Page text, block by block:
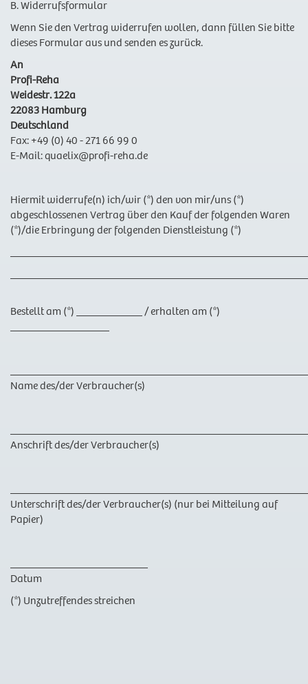
B. Widerrufsformular
Wenn Sie den Vertrag widerrufen wollen, dann füllen Sie bitte
dieses Formular aus und senden es zurück.
An
Profi-Reha
Weidestr. 122a
22083 Hamburg
Deutschland
Fax: +49 (0) 40 - 271 66 99 0
E-Mail: quaelix@profi-reha.de
Hiermit widerrufe(n) ich/wir (*) den von mir/uns (*)
abgeschlossenen Vertrag über den Kauf der folgenden Waren
(*)/die Erbringung der folgenden Dienstleistung (*)
Bestellt am (*) ____________ / erhalten am (*)
Name des/der Verbraucher(s)
Anschrift des/der Verbraucher(s)
Unterschrift des/der Verbraucher(s) (nur bei Mitteilung auf
Papier)
Datum
(*) Unzutreffendes streichen